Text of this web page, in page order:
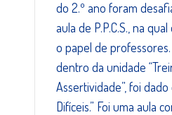
do 2.º ano foram
aula de P.P.C.S., na
o papel de professores.
dentro da unidade
Assertividade”, foi
Difíceis.” Foi uma aula